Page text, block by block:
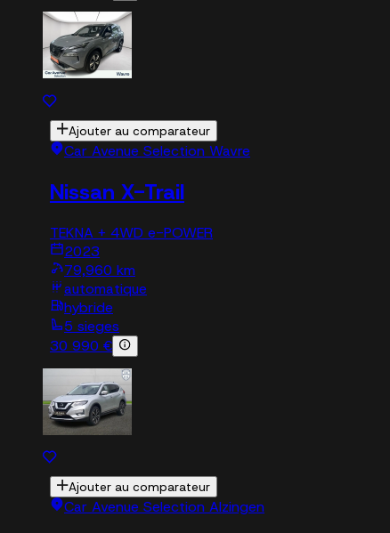
Ajouter au comparateur
Car Avenue Selection Wavre
Nissan X-Trail
TEKNA + 4WD e-POWER
2023
79,960 km
automatique
hybride
5 sieges
30 990 €
Ajouter au comparateur
Car Avenue Selection Alzingen